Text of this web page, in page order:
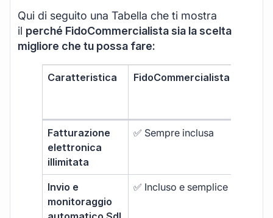
Qui di seguito una Tabella che ti mostra
il perché FidoCommercialista sia la scelta
migliore che tu possa fare:
Caratteristica FidoCommercialista
Fatturazione
elettronica
illimitata
✅ Sempre inclusa
Invio e
monitoraggio
✅ Incluso e semplice